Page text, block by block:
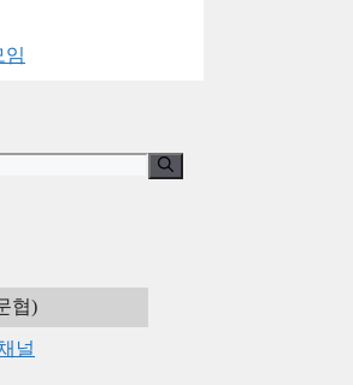
임
협)
널